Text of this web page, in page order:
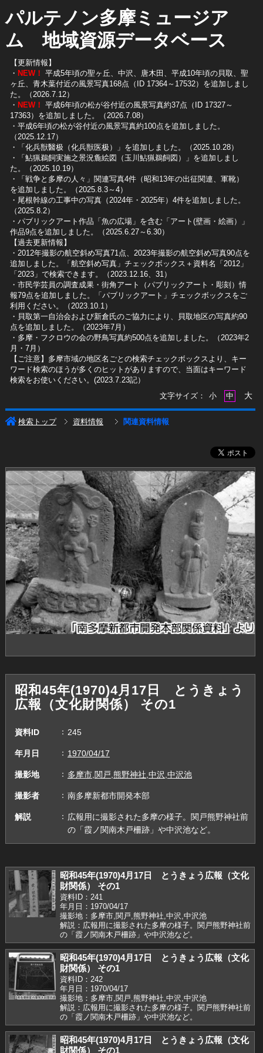
パルテノン多摩ミュージア
ム 地域資源データベース
【更新情報】
・ NEW！ 平成5年頃の聖ヶ丘、中沢、唐木田、平成10年頃の貝取、聖
ヶ丘、青木葉付近の風景写真168点（ID 17364～17532）を追加しまし
た。（2026.7.12）
・ NEW！ 平成6年頃の松が谷付近の風景写真約37点（ID 17327～
17363）を追加しました。（2026.7.08）
・平成6年頃の松が谷付近の風景写真約100点を追加しました。
（2025.12.17）
・「化兵獣醫极（化兵獣医极）」を追加しました。（2025.10.28）
・「鮎猟鵜飼実施之景況麁絵図（玉川鮎猟鵜飼図）」を追加しまし
た。（2025.10.19）
​・「戦争と多摩の人々」関連写真4件（昭和13年の出征関連、軍靴）
を追加しました。（2025.8.3～4）
​・尾根幹線の工事中の写真（2024年・2025年）4件を追加しました。
（2025.8.2）
​・パブリックアート作品「魚の広場」を含む「アート(壁画・絵画）」
作品9点を追加しました。（2025.6.27～6.30）
【過去更新情報】
・2012年撮影の航空斜め写真71点、2023年撮影の航空斜め写真90点を
追加しました。「航空斜め写真」チェックボックス＋資料名「2012」
「2023」で検索できます。（2023.12.16、31）
​・市民学芸員の調査成果・街角アート（パブリックアート・彫刻）情
報79点を追加しました。「パブリックアート」チェックボックスをご
利用ください。（2023.10.1）
・貝取第一自治会および新倉氏のご協力により、貝取地区の写真約90
点を追加しました。（2023年7月）
・多摩・フクロウの会の野鳥写真約500点を追加しました。（2023年2
月・7月）
【ご注意】多摩市域の地区名ごとの検索チェックボックスより、キー
ワード検索のほうが多くのヒットがありますので、当面はキーワード
検索をお使いください。(2023.7.23記）
文字サイズ：
小 中 大
検索トップ 資料情報 関連資料情報
昭和45年(1970)4月17日 とうきょう
広報（文化財関係） その1
資料ID 245
年月日 1970/04/17
撮影地 多摩市,関戸,熊野神社,中沢,中沢池
撮影者 南多摩新都市開発本部
解説
広報用に撮影された多摩の様子。関戸熊野神社前
の「霞ノ関南木戸柵跡」や中沢池など。
昭和45年(1970)4月17日 とうきょう広報（文化
財関係） その1
資料ID：241
年月日：1970/04/17
撮影地：多摩市,関戸,熊野神社,中沢,中沢池
解説：広報用に撮影された多摩の様子。関戸熊野神社前
の「霞ノ関南木戸柵跡」や中沢池など。
昭和45年(1970)4月17日 とうきょう広報（文化
財関係） その1
資料ID：242
年月日：1970/04/17
撮影地：多摩市,関戸,熊野神社,中沢,中沢池
解説：広報用に撮影された多摩の様子。関戸熊野神社前
の「霞ノ関南木戸柵跡」や中沢池など。
昭和45年(1970)4月17日 とうきょう広報（文化
財関係） その1